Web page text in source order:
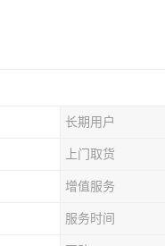
长期用户
上门取货
增值服务
服务时间